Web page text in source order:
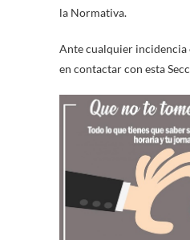
la Normativa.
Ante cualquier incidencia
en contactar con esta